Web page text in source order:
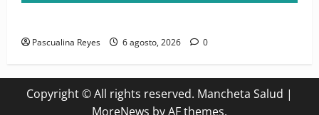
Pascualina Reyes 6 agosto, 2026 0
Copyright © All rights reserved. Mancheta Salud |
MoreNews by AF themes.